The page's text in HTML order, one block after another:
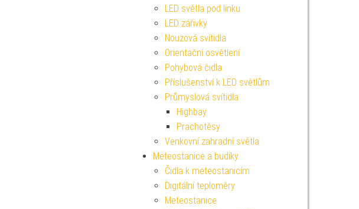
LED světla pod linku
LED zářivky
Nouzová svítidla
Orientační osvětlení
Pohybová čidla
Příslušenství k LED světlům
Průmyslová svítidla
Highbay
Prachotěsy
Venkovní zahradní světla
Meteostanice a budíky
Čidla k meteostanicím
Digitální teploměry
Meteostanice